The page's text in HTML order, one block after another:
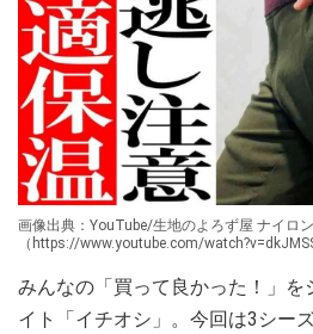
画像出典：YouTube/生地のよろず屋 ナイロ
（https://www.youtube.com/
みんなの「買って良かった！」を
イト「イチオシ」。今回は3シー